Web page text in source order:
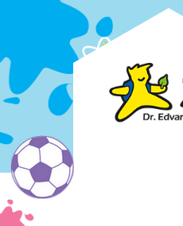
Přejít k hlavnímu obsahu